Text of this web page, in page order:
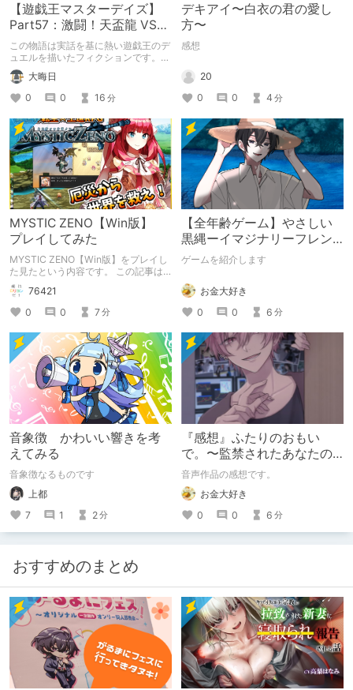
【遊戯王マスターデイズ】
Part57：激闘！天盃龍 VS
千年D【架空デュエル】
この物語は実話を基に熱い遊戯王のデ
ュエルを描いたフィクションです。
（自分用メモ：2025-05-14）
大晦日
0
0 16 分
デキアイ〜白衣の君の愛し
方〜
感想
20
0
0 4 分
MYSTIC ZENO【Win版】
プレイしてみた
MYSTIC ZENO【Win版】をプレイし
た見たという内容です。 この記事は
通常のクリエイターズ記事です。
76421
0
0 7分
【全年齢ゲーム】やさしい
黒縄ーイマジナリーフレン
ドの「彼」と過ごすおぼん
ゲームを紹介します
お金大好き
0
0 6 分
音象徴 かわいい響きを考
えてみる
音象徴なるものです
上都
7
1 2分
『感想』ふたりのおもい
で。〜監禁されたあなたの
末路〜【がるまに限定特典
付き】
音声作品の感想です。
お金大好き
0
0 6 分
おすすめのまとめ